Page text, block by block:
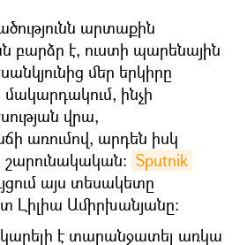
արտաքին
բարձր է, ուստի պարենային
մեր երկիրը
ինչի
վրա,
առումով, արդեն իսկ
շարունակական։ Sputnik
այս տեսակետը
Լիլիա Ամիրխանյանը։
է տարանջատել առկա